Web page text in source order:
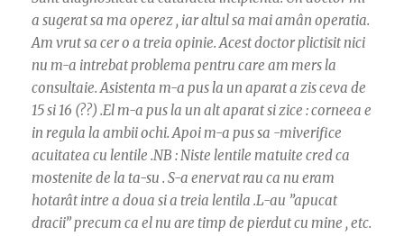
a sugerat sa ma operez , iar altul sa mai amân operatia.
Am vrut sa cer o a treia opinie. Acest doctor plictisit nici
nu m-a intrebat problema pentru care am mers la
consultaie. Asistenta m-a pus la un aparat a zis ceva de
15 si 16 (??) .El m-a pus la un alt aparat si zice : corneea e
in regula la ambii ochi. Apoi m-a pus sa -miverifice
acuitatea cu lentile .NB : Niste lentile matuite cred ca
mostenite de la ta-su . S-a enervat rau ca nu eram
hotarât intre a doua si a treia lentila .L-au ”apucat
dracii” precum ca el nu are timp de pierdut cu mine , etc.